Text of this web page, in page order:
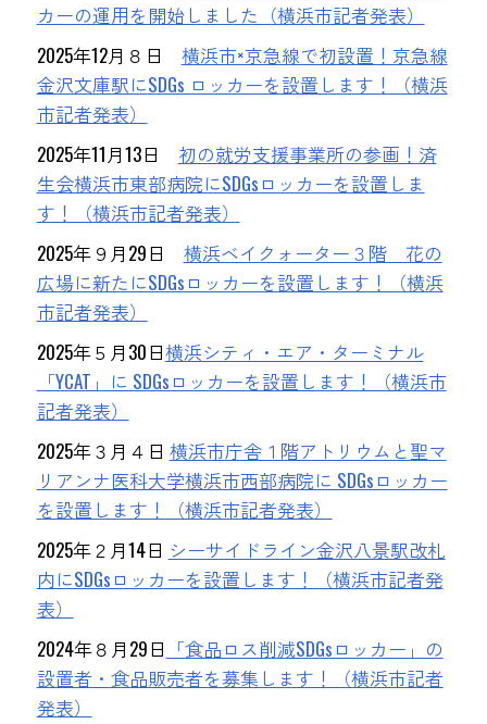
カーの運用を開始しました（横浜市記者発表）
2025年12月８日 横浜市×京急線で初設置！京急線
金沢文庫駅にSDGs ロッカーを設置します！（横浜
市記者発表）
2025年11月13日 初の就労支援事業所の参画！済
生会横浜市東部病院にSDGsロッカーを設置しま
す！（横浜市記者発表）
2025年９月29日 横浜ベイクォーター３階 花の
広場に新たにSDGsロッカーを設置します！（横浜
市記者発表）
2025年５月30日横浜シティ・エア・ターミナル
「YCAT」に SDGsロッカーを設置します！（横浜市
記者発表）
2025年３月４日 横浜市庁舎１階アトリウムと聖マ
リアンナ医科大学横浜市西部病院に SDGsロッカー
を設置します！（横浜市記者発表）
2025年２月14日 シーサイドライン金沢八景駅改札
内にSDGsロッカーを設置します！（横浜市記者発
表）
2024年８月29日 「食品ロス削減SDGsロッカー」の
設置者・食品販売者を募集します！（横浜市記者
発表）